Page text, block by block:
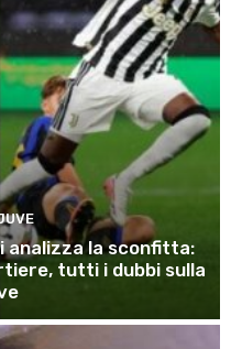
la sconfitta:
tutti i dubbi sulla